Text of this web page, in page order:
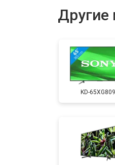
Замена
Замена
Замена
Другие
KD-